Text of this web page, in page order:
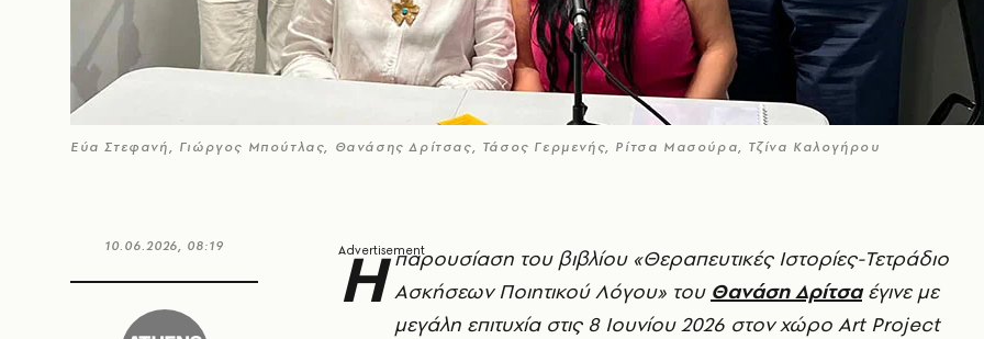
Εύα Στεφανή, Γιώργος Μπούτλας, Θανάσης Δρίτσας, Τάσος Γερμενής, Ρίτσα Μασούρα, Τζίνα Καλογήρου
10.06.2026, 08:19 Η παρουσίαση του βιβλίου «Θεραπευτικές Ιστορίες-Τετράδιο
Ασκήσεων Ποιητικού Λόγου» του Θανάση Δρίτσα έγινε με
μεγάλη επιτυχία στις 8 Ιουνίου 2026 στον χώρο ArtProject